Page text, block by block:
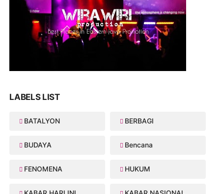
LABELS LIST
BATALYON BERBAGI
BUDAYA Bencana
FENOMENA HUKUM